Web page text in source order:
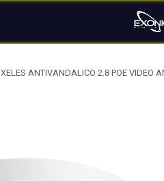
ANTIVANDALICO 2.8 POE VIDEO